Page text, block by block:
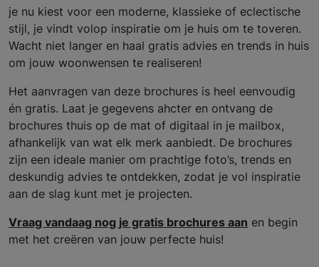
je nu kiest voor een moderne, klassieke of eclectische
stijl, je vindt volop inspiratie om je huis om te toveren.
Wacht niet langer en haal gratis advies en trends in huis
om jouw woonwensen te realiseren!
Het aanvragen van deze brochures is heel eenvoudig
én gratis. Laat je gegevens ahcter en ontvang de
brochures thuis op de mat of digitaal in je mailbox,
afhankelijk van wat elk merk aanbiedt. De brochures
zijn een ideale manier om prachtige foto’s, trends en
deskundig advies te ontdekken, zodat je vol inspiratie
aan de slag kunt met je projecten.
Vraag vandaag nog je gratis brochures aan en begin
met het creëren van jouw perfecte huis!